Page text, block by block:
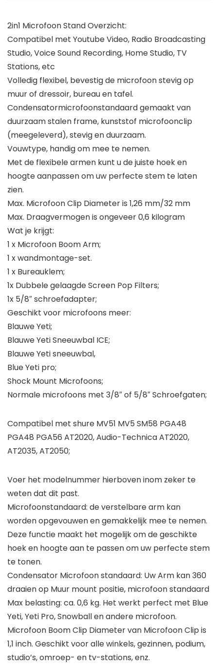
2in1 Microfoon Stand Overzicht:
Compatibel met Youtube Video, Radio Broadcasting
Studio, Voice Sound Recording, Home Studio, TV
Stations, etc
Volledig flexibel, bevestig de microfoon stevig op
muur of dressoir, bureau en tafel.
Condensatormicrofoonstandaard gemaakt van
duurzaam stalen frame, kunststof microfoonclip
(meegeleverd), stevig en duurzaam.
Vouwtype, handig om mee te nemen.
Met de flexibele armen kunt u de juiste hoek en
hoogte aanpassen om uw perfecte stem te laten
zien.
Max. Microfoon Clip Diameter is 1,26 mm/32 mm
Max. Draagvermogen is ongeveer 0,6 kilogram
Wat je krijgt:
1 x Microfoon Boom Arm;
1 x wandmontage-set.
1 x Bureauklem;
1x Dubbele gelaagde Screen Pop Filters;
1x 5/8″ schroefadapter;
Geschikt voor microfoons meer:
Blauwe Yeti;
Blauwe Yeti Sneeuwbal ICE;
Blauwe Yeti sneeuwbal,
Blue Yeti pro;
Shock Mount Microfoons;
Normale microfoons met 3/8″ of 5/8″ Schroefgaten;
Compatibel met shure MV51 MV5 SM58 PGA48
PGA48 PGA56 AT2020, Audio-Technica AT2020,
AT2035, AT2050;
Voer het modelnummer hierboven inom zeker te
weten dat dit past.
Microfoonstandaard: de verstelbare arm kan
worden opgevouwen en gemakkelijk mee te nemen.
Deze functie maakt het mogelijk om de geschikte
hoek en hoogte aan te passen om uw perfecte stem
te tonen.
Condensator Microfoon standaard: Uw Arm kan 360
draaien op Muur mount positie, microfoon standaard
Max belasting: ca. 0,6 kg. Het werkt perfect met Blue
Yeti, Yeti Pro, Snowball en andere microfoon.
Microfoon Boom Clip Diameter van Microfoon Clip is
1,1 inch. Geschikt voor alle winkels, gezinnen, podium,
studio’s, omroep- en tv-stations, enz.